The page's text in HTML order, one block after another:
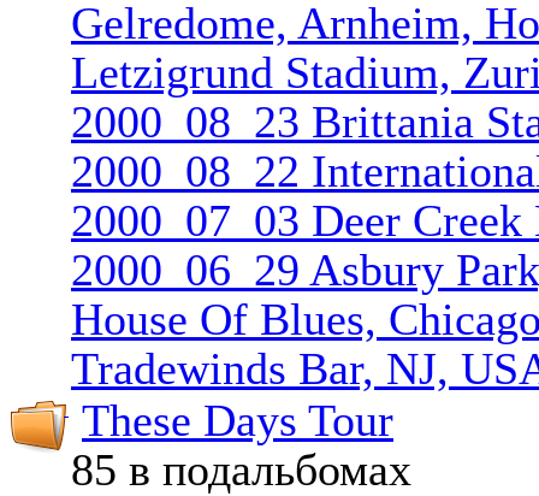
Gelredome, Arnheim,
Letzigrund Stadium,
2000_08_23 Brittania
2000_08_22
2000_07_03 Deer
2000_06_29 Asbury
House Of Blues,
Tradewinds Bar, NJ,
These Days Tour
85 в подальбомах